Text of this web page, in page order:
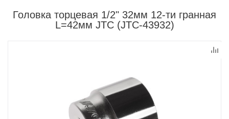
Головка торцевая 1/2" 32мм 12-ти гранная
L=42мм JTC (JTC-43932)